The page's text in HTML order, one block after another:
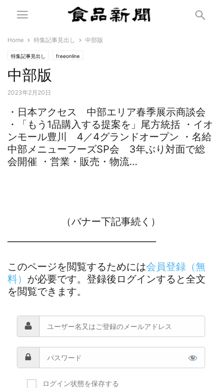
Home 特集記事見出し 中部版
特集記事見出し freeonline
中部版
2023年2月20日
・日本アクセス 中部エリア春季展示商談会
・「もう1品購入する提案を」尾方統括 ・イオ
ンモール豊川 4／4グランドオープン ・名給
中部メニューフーズSP会 3年ぶり対面で総
会開催 ・営業・販売・物流…
（バナー下記事続く）
―――――――――――――――
このページを閲覧するためには会員登録（無
料） が必要です。登録後ログインすると全文
を閲覧できます。
ログイン状態を保存する